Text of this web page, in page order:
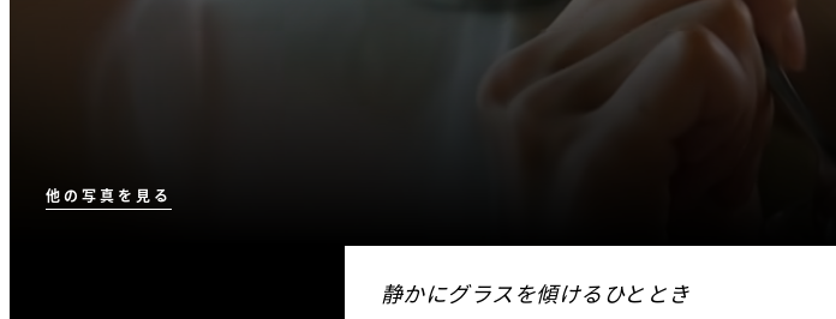
他の写真を見る
静かにグラスを傾けるひととき